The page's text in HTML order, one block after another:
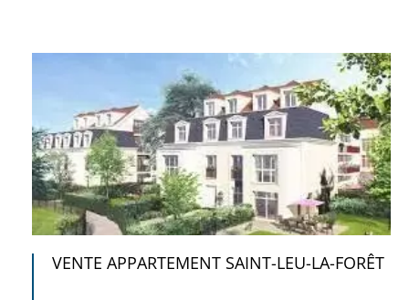
VENTE APPARTEMENT SAINT-LEU-LA-FORÊT